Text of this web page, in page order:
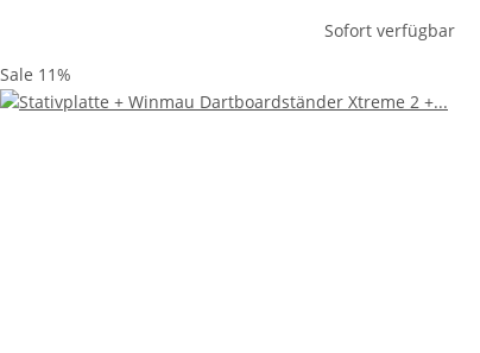
Sofort verfügbar
Sale 11%